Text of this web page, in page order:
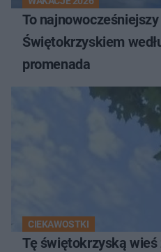
To
Świętokrzyskiem
promenada
CIEKAWOSTKI
Tę świętokrzyską wieś